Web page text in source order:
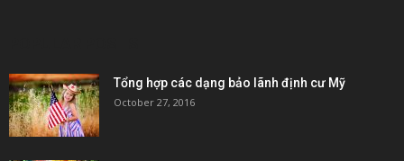
Tổng hợp các dạng bảo lãnh định cư Mỹ
October 27, 2016